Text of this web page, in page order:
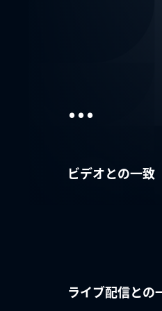
...
ビデオとの一致
ライブ配信との